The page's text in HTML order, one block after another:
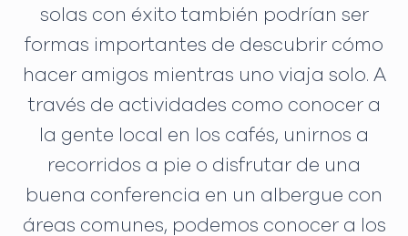
solas con éxito también podrían ser
formas importantes de descubrir cómo
hacer amigos mientras uno viaja solo. A
través de actividades como conocer a
la gente local en los cafés, unirnos a
recorridos a pie o disfrutar de una
buena conferencia en un albergue con
áreas comunes, podemos conocer a los